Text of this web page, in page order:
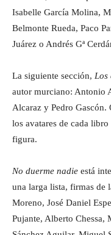
Isabelle García Molina,
Belmonte Rueda, Paco
Juárez o Andrés Gª
La siguiente sección, Los
autor murciano: Antonio
Alcaraz y Pedro Gascón.
los avatares de cada
figura.
No duerme nadie está
una larga lista, firmas de
Moreno, José Daniel
Pujante, Alberto